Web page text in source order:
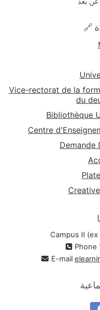
Vice-rectorat de la
du
Bibliothèque
Centre
Demande
Campus II (ex
Phone
E-mail